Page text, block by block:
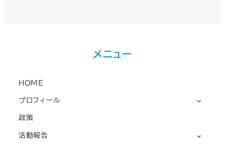
メニュー
HOME
プロフィール
政策
活動報告